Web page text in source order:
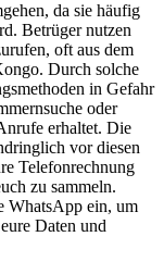
da sie häufig
Betrüger nutzen
oft aus dem
Durch solche
in Gefahr
oder
erhaltet. Die
vor diesen
Telefonrechnung
zu sammeln.
WhatsApp ein, um
Daten und